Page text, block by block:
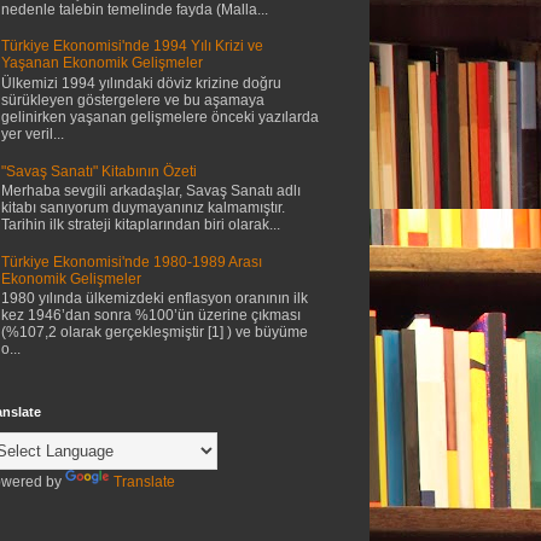
nedenle talebin temelinde fayda (Malla...
Türkiye Ekonomisi'nde 1994 Yılı Krizi ve
Yaşanan Ekonomik Gelişmeler
Ülkemizi 1994 yılındaki döviz krizine doğru
sürükleyen göstergelere ve bu aşamaya
gelinirken yaşanan gelişmelere önceki yazılarda
yer veril...
"Savaş Sanatı" Kitabının Özeti
Merhaba sevgili arkadaşlar, Savaş Sanatı adlı
kitabı sanıyorum duymayanınız kalmamıştır.
Tarihin ilk strateji kitaplarından biri olarak...
Türkiye Ekonomisi'nde 1980-1989 Arası
Ekonomik Gelişmeler
1980 yılında ülkemizdeki enflasyon oranının ilk
kez 1946’dan sonra %100’ün üzerine çıkması
(%107,2 olarak gerçekleşmiştir [1] ) ve büyüme
o...
by Translate